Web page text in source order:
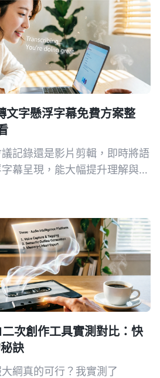
文字懸浮字幕免費方案整
記錄還是影片剪輯，即時將語
幕呈現，能大幅提升理解與複
次創作工具實測對比：快
訣
綱真的可行？我實測了